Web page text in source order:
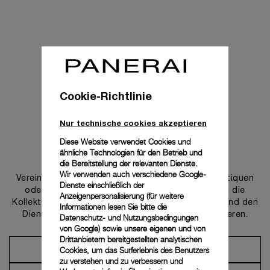
Uns kontaktieren
Vereinbaren Sie einen Termin in einer unserer Boutiquen
oder wenden Sie sich an unseren Concierge, um die
Kollektionen zu entdecken und von der Beratung und den
Dienstleistungen unserer Botschafter zu profitieren.
Einen Termin vereinbaren
Cookie-Richtlinie
Nur technische cookies akzeptieren
Diese Website verwendet Cookies und
ähnliche Technologien für den Betrieb und
die Bereitstellung der relevanten Dienste.
Wir verwenden auch verschiedene Google-
Dienste einschließlich der
Anzeigenpersonalisierung (für weitere
Informationen lesen Sie bitte die
Datenschutz- und Nutzungsbedingungen
von Google) sowie unsere eigenen und von
Drittanbietern bereitgestellten analytischen
Cookies, um das Surferlebnis des Benutzers
zu verstehen und zu verbessern und